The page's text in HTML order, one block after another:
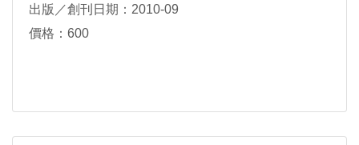
出版／創刊日期：2010-09
價格：600